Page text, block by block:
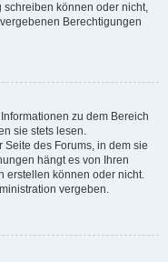
schreiben können oder nicht,
Berechtigungen
zu dem Bereich
sie stets lesen.
des Forums, in dem sie
hängt es von Ihren
erstellen können oder nicht.
vergeben.